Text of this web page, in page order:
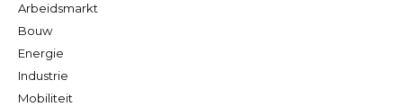
Arbeidsmarkt
Bouw
Energie
Industrie
Mobiliteit